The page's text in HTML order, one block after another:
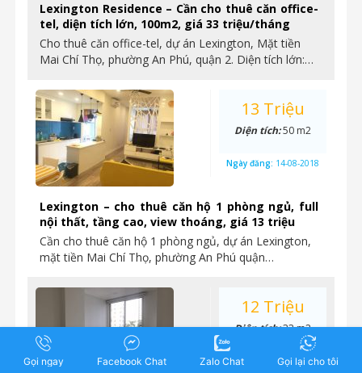
Lexington Residence – Cần cho thuê căn office-
tel, diện tích lớn, 100m2, giá 33 triệu/tháng
Cho thuê căn office-tel, dự án Lexington, Mặt tiền
Mai Chí Thọ, phường An Phú, quận 2. Diện tích lớn:…
Lexington – cho thuê căn hộ 1 phòng ngủ, full
nội thất, tầng cao, view thoáng, giá 13 triệu
Cần cho thuê căn hộ 1 phòng ngủ, dự án Lexington,
mặt tiền Mai Chí Thọ, phường An Phú quận…
13 Triệu
Diện tích:50 m2
Ngày đăng: 14-08-2018
12 Triệu
Diện tích:33 m2
Ngày đăng: 13-08-2018
Gọi ngay Facebook Chat Zalo Chat Gọi lại cho tôi